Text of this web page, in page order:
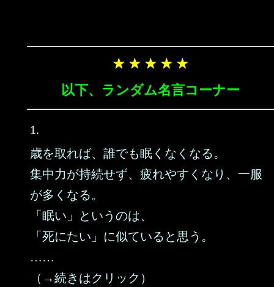
★ ★ ★ ★ ★
以下、ランダム名言コーナー
1.
歳を取れば、誰でも眠くなくなる。
集中力が持続せず、疲れやすくなり、一服
が多くなる。
「眠い」というのは、
「死にたい」に似ていると思う。
……
（→続きはクリック）